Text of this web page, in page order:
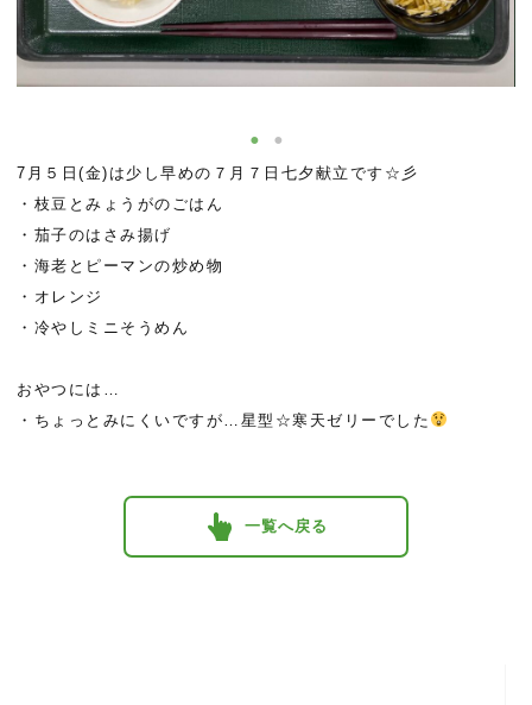
7月５日(金)は少し早めの７月７日七夕献立です☆彡
・枝豆とみょうがのごはん
・茄子のはさみ揚げ
・海老とピーマンの炒め物
・オレンジ
・冷やしミニそうめん
おやつには…
・ちょっとみにくいですが…星型☆寒天ゼリーでした
一覧へ戻る